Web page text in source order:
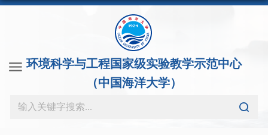
环境科学与工程国家级实验教学示范中心
（中国海洋大学）